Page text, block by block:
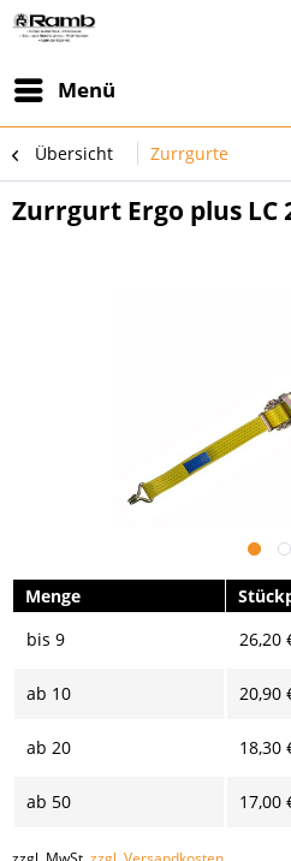
Menü
Übersicht Zurrgurte
Zurrgurt Ergo plus LC
Menge
bis 9 26,20
ab 10 20,90
ab 20 18,30
ab 50 17,00